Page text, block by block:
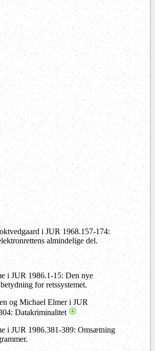
i JUR 1968.157-174:
almindelige del.
i JUR 1986.1-15: Den nye
for retssystemet.
og Michael Elmer i JUR
Datakriminalitet
i JUR 1986.381-389: Omsætning